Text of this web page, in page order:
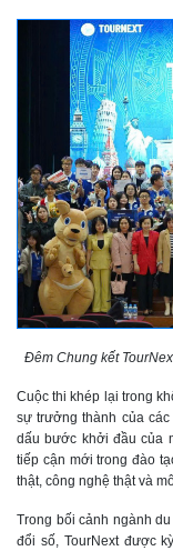
Đêm Chung kết
Cuộc thi khép lại trong
sự trưởng thành của các
dấu bước khởi đầu của
tiếp cận mới trong đào
thật, công nghệ thật và
Trong bối cảnh ngành
đổi số, TourNext được